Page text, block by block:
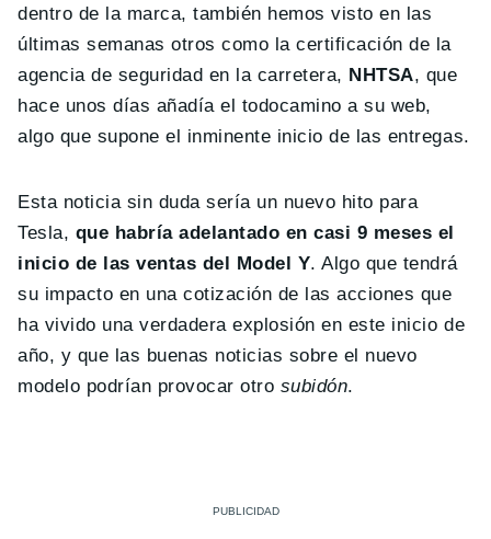
dentro de la marca, también hemos visto en las
últimas semanas otros como la certificación de la
agencia de seguridad en la carretera, NHTSA, que
hace unos días añadía el todocamino a su web,
algo que supone el inminente inicio de las entregas.
Esta noticia sin duda sería un nuevo hito para
Tesla, que habría adelantado en casi 9 meses el
inicio de las ventas del Model Y. Algo que tendrá
su impacto en una cotización de las acciones que
ha vivido una verdadera explosión en este inicio de
año, y que las buenas noticias sobre el nuevo
modelo podrían provocar otro subidón.